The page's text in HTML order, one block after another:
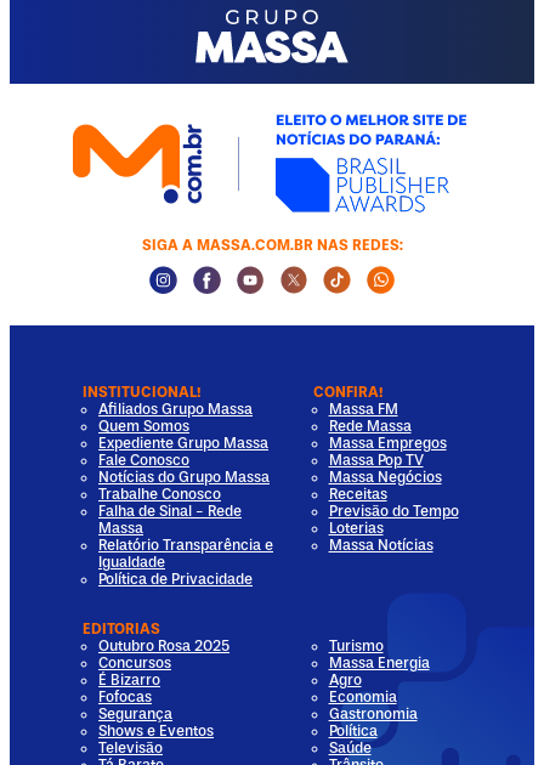
SIGA A MASSA.COM.BR NAS REDES:
Instagram Social Media
Facebook Social Media
Youtube Social Media
Twitter Social Media
Tiktok Social Media
Whatsapp
INSTITUCIONAL!
Afiliados Grupo Massa
Quem Somos
Expediente Grupo Massa
Fale Conosco
Notícias do Grupo Massa
Trabalhe Conosco
Falha de Sinal - Rede
Massa
Relatório Transparência e
Igualdade
Política de Privacidade
CONFIRA!
Massa FM
Rede Massa
Massa Empregos
Massa Pop TV
Massa Negócios
Receitas
Previsão do Tempo
Loterias
Massa Notícias
EDITORIAS
Outubro Rosa 2025
Concursos
É Bizarro
Fofocas
Segurança
Shows e Eventos
Televisão
Turismo
Massa Energia
Agro
Economia
Gastronomia
Política
Saúde